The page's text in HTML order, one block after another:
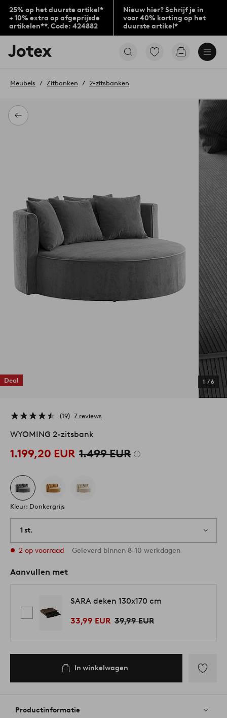
25% op het duurste artikel*
+ 10% extra op afgeprijsde
artikelen**. Code: 424882
Nieuw hier? Schrijf je in
voor 40% korting op het
duurste artikel*
Jotex
logo
to
home
page
Ga
Go
Terug
Meubels Zitbanken 2-zitsbanken
Deal 1 /6
19 7 reviews
WYOMING 2-zitsbank
1.199,20 EUR 1.499 EUR
Kleur: Donkergrijs
1 st.
2 op voorraad Geleverd binnen 8-10 werkdagen
Aanvullen met
SARA deken 130x170 cm
33,99 EUR 39,99 EUR
In winkelwagen
aan
Productinformatie